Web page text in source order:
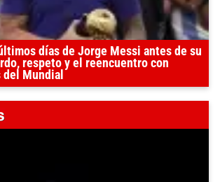
días de Jorge Messi antes de su
respeto y el reencuentro con
Mundial